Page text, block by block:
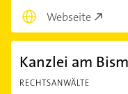
Webseite
Kanzlei am
RECHTSANWÄLTE